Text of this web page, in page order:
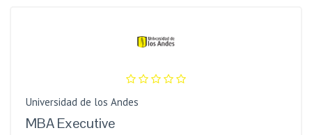
Universidad de los Andes
MBA Executive